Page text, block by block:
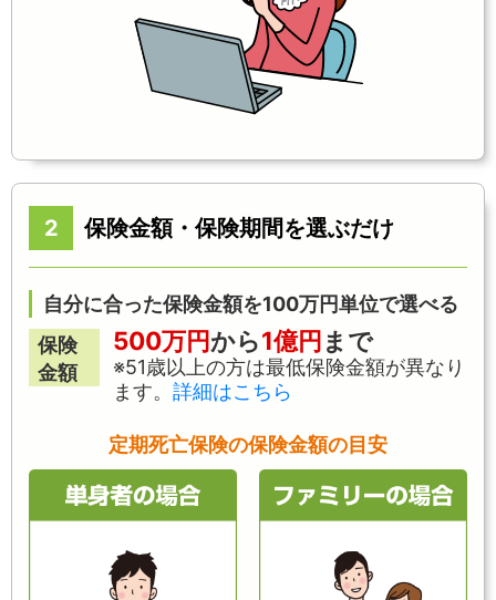
2 保険金額・保険期間を選ぶだけ
自分に合った保険金額を100万円単位で選べる
保険
金額
500万円から1億円 まで
※51歳以上の方は最低保険金額が異なり
ます。 詳細はこちら
定期死亡保険の保険金額の目安